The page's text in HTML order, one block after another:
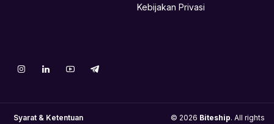
Kebijakan Privasi
Syarat & Ketentuan © 2026 Biteship. All rights